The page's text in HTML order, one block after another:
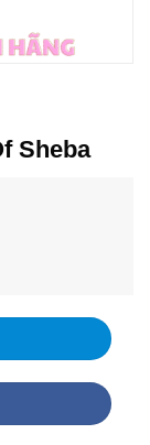
Sheba